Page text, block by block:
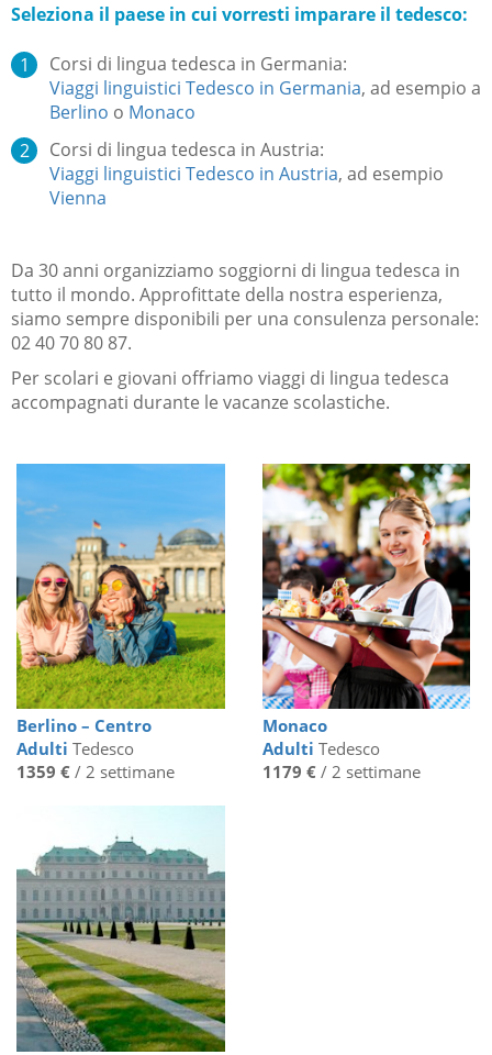
Seleziona il paese in cui vorresti imparare il tedesco:
Corsi di lingua tedesca in Germania:
Viaggi linguistici Tedesco in Germania, ad esempio a
Berlino o Monaco
Corsi di lingua tedesca in Austria:
Viaggi linguistici Tedesco in Austria, ad esempio
Vienna
Da 30 anni organizziamo soggiorni di lingua tedesca in
tutto il mondo. Approfittate della nostra esperienza,
siamo sempre disponibili per una consulenza personale:
02 40 70 80 87.
Per scolari e giovani offriamo viaggi di lingua tedesca
accompagnati durante le vacanze scolastiche.
Berlino – Centro
Adulti Tedesco
1359 € / 2 settimane
Monaco
Adulti Tedesco
1179 €/ 2 settimane